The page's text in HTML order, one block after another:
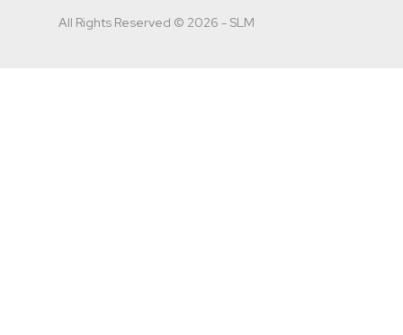
All Rights Reserved © 2026 - SLM